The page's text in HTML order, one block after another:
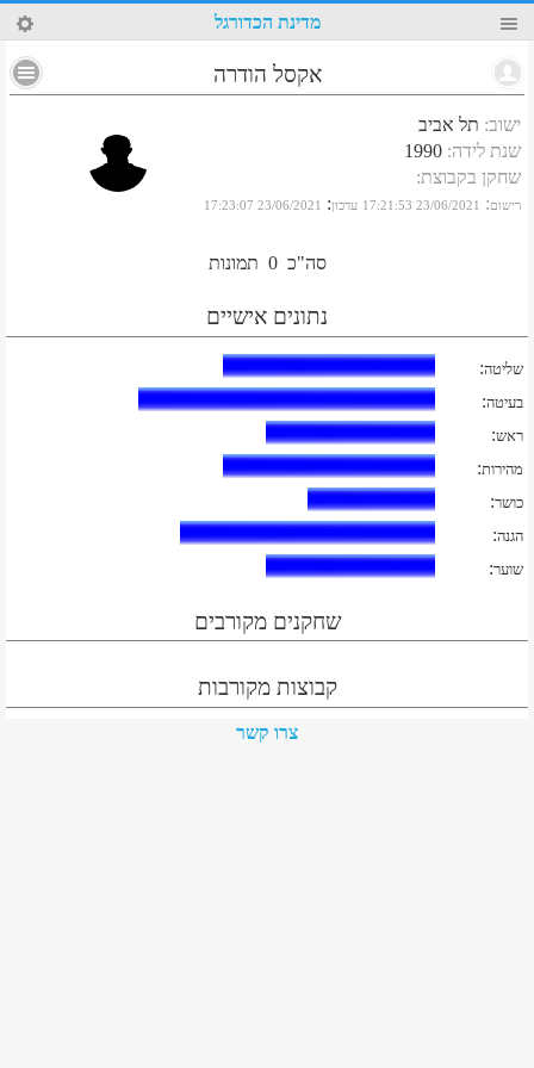
9 מדינת הכדורגל
אקסל הודרה
ישוב: תל אביב
שנת לידה:
1990
שחקן בקבוצת:
רישום:
23/06/2021 17:21:53 עדכון:
23/06/2021 17:23:07
סה"כ 0 תמונות
נתונים אישיים
שליטה:
בעיטה:
ראש:
מהירות:
כושר:
הגנה:
שוער:
שחקנים מקורבים
קבוצות מקורבות
צרו קשר